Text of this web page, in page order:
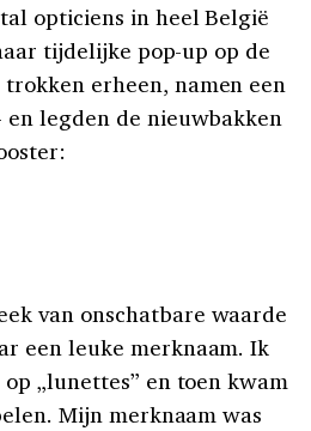
opticiens in heel België
tijdelijke pop-up op de
erheen, namen een
legden de nieuwbakken
van onschatbare waarde
een leuke merknaam. Ik
„lunettes” en toen kwam
Mijn merknaam was